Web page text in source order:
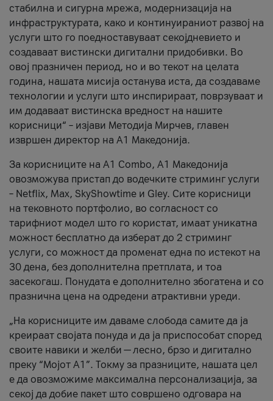
стабилна и сигурна мрежа, модернизација на
инфраструктурата, како и континуираниот развој на
услуги што го поедноставуваат секојдневието и
создаваат вистински дигитални придобивки. Во
овој празничен период, но и во текот на целата
година, нашата мисија останува иста, да создаваме
технологии и услуги што инспирираат, поврзуваат и
им додаваат вистинска вредност на нашите
корисници“ – изјави Методија Мирчев, главен
извршен директор на А1 Македонија.
За корисниците на A1 Combo, А1 Македонија
овозможува пристап до водечките стриминг услуги
– Netflix, Max, SkyShowtime и Gley. Сите корисници
на тековното портфолио, во согласност со
тарифниот модел што го користат, имаат уникатна
можност бесплатно да изберат до 2 стриминг
услуги, со можност да променат една по истекот на
30 дена, без дополнителна претплата, и тоа
засекогаш. Понудата е дополнително збогатена и со
празнична цена на одредени атрактивни уреди.
„На корисниците им даваме слобода самите да ја
креираат својата понуда и да ја приспособат според
своите навики и желби — лесно, брзо и дигитално
преку “Мојот А1”. Токму за празниците, нашата цел
е да овозможиме максимална персонализација, за
секој да добие пакет што совршено одговара на